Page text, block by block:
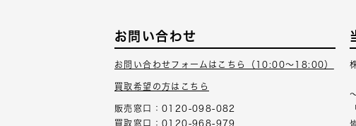
お問い合わせ
お問い合わせフォームはこちら（10:00～18:00）
買取希望の方はこちら
販売窓口：0120-098-082
買取窓口：0120-968-979